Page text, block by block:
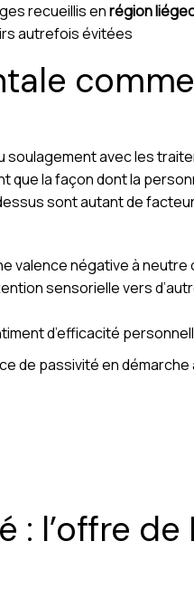
recueillis enrégion
autrefois évitées
soulagement avec les
que la façon dont la
sont autant de
valence négative à neutre
sensorielle vers
d’efficacité
de passivité en
: l’offre de